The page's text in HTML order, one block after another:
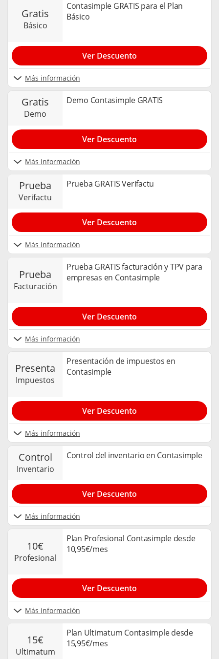
gratis
básico
Contasimple GRATIS para el Plan
Básico
Más información
Ver Descuento
gratis
demo
Demo Contasimple GRATIS
Más información
Ver Descuento
prueba
verifactu
Prueba GRATIS Verifactu
Más información
Ver Descuento
prueba
facturación
Prueba GRATIS facturación y TPV para
empresas en Contasimple
Más información
Ver Descuento
presenta
impuestos
Presentación de impuestos en
Contasimple
Más información
Ver Descuento
control
inventario
Control del inventario en Contasimple
Más información
Ver Descuento
10€
profesional
Plan Profesional Contasimple desde
10,95€/mes
Más información
Ver Descuento
15€
ultimatum
Plan Ultimatum Contasimple desde
15,95€/mes